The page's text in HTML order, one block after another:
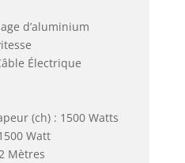
d’aluminium
Électrique
(ch) : 1500 Watts
Watt
Mètres